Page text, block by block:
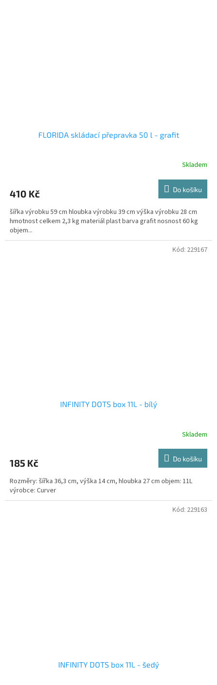
FLORIDA skládací přepravka 50 l - grafit
Skladem
410 Kč Do košíku
šířka výrobku 59 cm hloubka výrobku 39 cm výška výrobku 28 cm
hmotnost celkem 2,3 kg materiál plast barva grafit nosnost 60 kg
objem...
INFINITY DOTS box 11L - bílý
Skladem
185 Kč Do košíku
Rozměry: šířka 36,3 cm, výška 14 cm, hloubka 27 cm objem: 11L
výrobce: Curver
Kód: 229167
INFINITY DOTS box 11L - šedý
Kód: 229163